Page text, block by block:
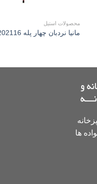
محصولات استیل
مانیا نردبان چهار پله 202116
ها